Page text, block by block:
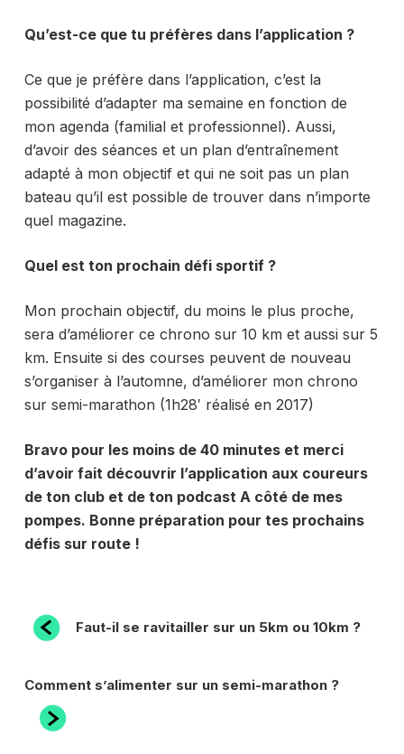
Qu’est-ce que tu préfères dans l’application ?
Ce que je préfère dans l’application, c’est la
possibilité d’adapter ma semaine en fonction de
mon agenda (familial et professionnel). Aussi,
d’avoir des séances et un plan d’entraînement
adapté à mon objectif et qui ne soit pas un plan
bateau qu’il est possible de trouver dans n’importe
quel magazine.
Quel est ton prochain défi sportif ?
Mon prochain objectif, du moins le plus proche,
sera d’améliorer ce chrono sur 10 km et aussi sur 5
km. Ensuite si des courses peuvent de nouveau
s’organiser à l’automne, d’améliorer mon chrono
sur semi-marathon (1h28′ réalisé en 2017)
Bravo pour les moins de 40 minutes et merci
d’avoir fait découvrir l’application aux coureurs
de ton club et de ton podcast A côté de mes
pompes. Bonne préparation pour tes prochains
défis sur route !
NAVIGATION
L’ARTICLE
Article
précédent
Faut-il se ravitailler sur un 5km ou 10km ?
Article
suivant
Comment s’alimenter sur un semi-marathon ?